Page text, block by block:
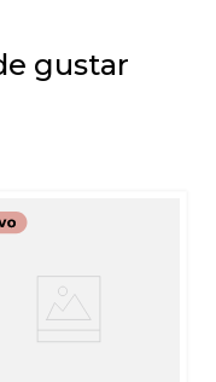
5 estrellas
gustar